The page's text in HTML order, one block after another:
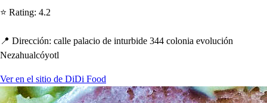
⭐ Rating: 4.2
📍 Dirección: calle palacio de inturbide 344 colonia evolución
Nezahualcóyotl
Ver en el sitio de DiDi Food